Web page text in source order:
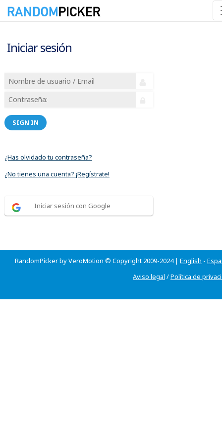
Iniciar sesión
SIGN IN
¿Has olvidado tu contraseña?
¿No tienes una cuenta? ¡Regístrate!
Iniciar sesión con Google
RandomPicker by VeroMotion © Copyright 2009-2024 | English -
Aviso legal /Política de